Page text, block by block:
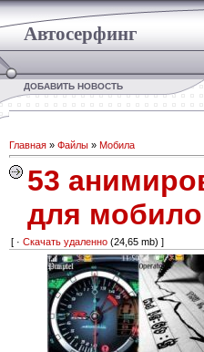
Автосерфинг
ДОБАВИТЬ НОВОСТЬ
Главная » Файлы » Мобила
53
для
[ · Скачать удаленно (24,65 mb) ]